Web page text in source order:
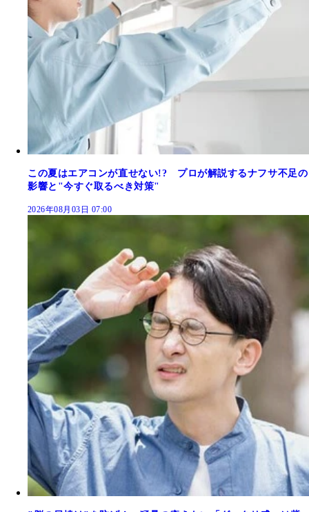
この夏はエアコンが直せない!? プロが解説するナフサ不足の
影響と"今すぐ取るべき対策"
2026年08月03日 07:00